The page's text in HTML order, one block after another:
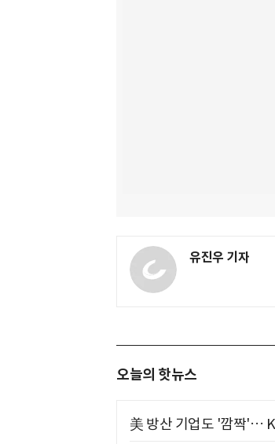
유진우 기자
오늘의 핫뉴스
美 방산 기업도 '깜짝'…